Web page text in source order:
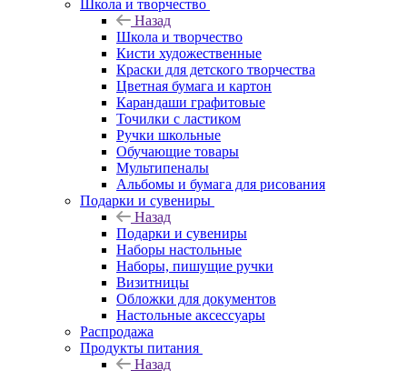
Школа и творчество
Назад
Школа и творчество
Кисти художественные
Краски для детского творчества
Цветная бумага и картон
Карандаши графитовые
Точилки с ластиком
Ручки школьные
Обучающие товары
Мультипеналы
Альбомы и бумага для рисования
Подарки и сувениры
Назад
Подарки и сувениры
Наборы настольные
Наборы, пишущие ручки
Визитницы
Обложки для документов
Настольные аксессуары
Распродажа
Продукты питания
Назад